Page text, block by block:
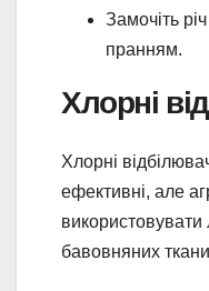
Замочіть
пранням.
Хлорні
Хлорні
ефективні, але
бавовняних